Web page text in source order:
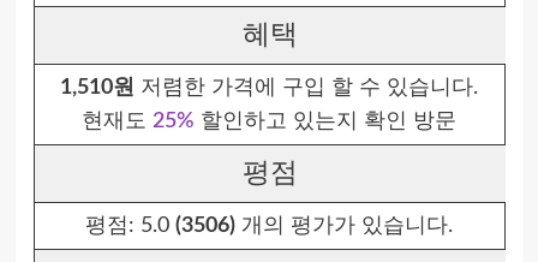
혜택
1,510원 저렴한 가격에 구입 할 수 있습니다.
현재도 25% 할인하고 있는지 확인 방문
평점
평점: 5.0 (3506) 개의 평가가 있습니다.